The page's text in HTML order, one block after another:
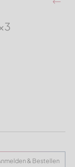
& Bestellen